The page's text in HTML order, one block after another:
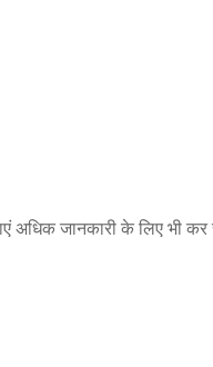
अधिक जानकारी के लिए भी